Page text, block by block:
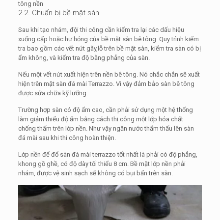
tông nền
2.2. Chuẩn bị bề mặt sàn
Sau khi tạo nhám, đội thi công cần kiểm tra lại các dấu hiệu
xuống cấp hoặc hư hỏng của bề mặt sàn bê tông. Quy trình kiểm
tra bao gồm các vết nứt gãy,lỗ trên bề mặt sàn, kiểm tra sàn có bị
ẩm không, và kiểm tra độ bằng phẳng của sàn.
Nếu một vết nứt xuất hiện trên nền bê tông. Nó chắc chắn sẽ xuất
hiện trên mặt sàn đá mài Terrazzo. Vì vậy đảm bảo sàn bê tông
được sửa chữa kỹ lưỡng.
Trường hợp sàn có độ ẩm cao, cần phải sử dụng một hệ thống
làm giảm thiểu độ ẩm bằng cách thi công một lớp hóa chất
chống thấm trên lớp nền. Như vậy ngăn nước thẩm thấu lên sàn
đá mài sau khi thi công hoàn thiện.
Lớp nền để đổ sàn đá mài terrazzo tốt nhất là phải có độ phẳng,
khong gồ ghề, có độ dày tối thiểu 8 cm. Bề mặt lớp nền phải
nhám, được vệ sinh sạch sẽ không có bụi bẩn trên sàn.